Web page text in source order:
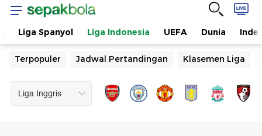
Liga Spanyol Liga Indonesia UEFA Dunia
Terpopuler Jadwal Pertandingan Klasemen Liga